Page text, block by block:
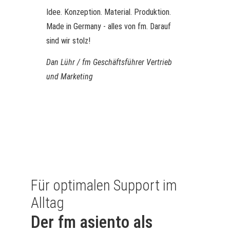
Idee. Konzeption. Material. Produktion.
Made in Germany - alles von fm. Darauf
sind wir stolz!
Dan Lühr / fm Geschäftsführer Vertrieb
und Marketing
Für optimalen Support im
Alltag
Der fm asiento als